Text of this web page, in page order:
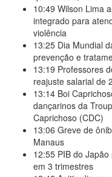
10:49 Wilson Lima
integrado para
violência
13:25 Dia Mundial
prevenção e
13:19 Professores
reajuste salarial de
13:14 Boi
dançarinos da
Caprichoso (CDC)
13:06 Greve de
Manaus
12:55 PIB do
em 3 trimestres